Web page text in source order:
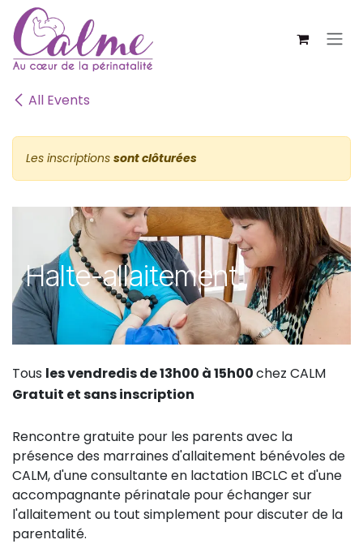
SE RENDRE AU CONTENU
All Events
Les inscriptions sont clôturées
Halte-allaitement
Tous les vendredis de 13h00 à 15h00chez CALM
Gratuit et sans inscription
Rencontre gratuite pour les parents avec la
présence des marraines d'allaitement bénévoles de
CALM, d'une consultante en lactation IBCLC et d'une
accompagnante périnatale pour échanger sur
l'allaitement ou tout simplement pour discuter de la
parentalité.